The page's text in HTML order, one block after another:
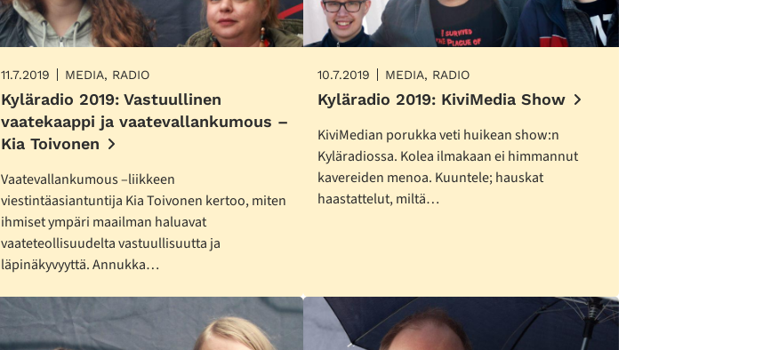
11.7.2019 MEDIA, RADIO
Kyläradio 2019: Vastuullinen
vaatekaappi ja vaatevallankumous –
Kia Toivonen
Vaatevallankumous –liikkeen
viestintäasiantuntija Kia Toivonen kertoo, miten
ihmiset ympäri maailman haluavat
vaateteollisuudelta vastuullisuutta ja
läpinäkyvyyttä. Annukka…
10.7.2019 MEDIA, RADIO
Kyläradio 2019: KiviMedia Show
KiviMedian porukka veti huikean show:n
Kyläradiossa. Kolea ilmakaan ei himmannut
kavereiden menoa. Kuuntele; hauskat
haastattelut, miltä…